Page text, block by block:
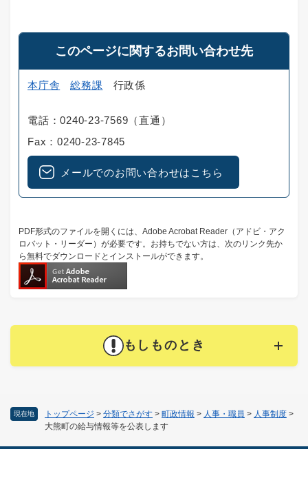
現在地 トップページ > 分類でさがす > 町政情報 > 人事・職員 > 人事制度 >
大熊町の給与情報等を公表します
このページに関するお問い合わせ先
本庁舎 総務課 行政係
電話：0240-23-7569（直通）
Fax：0240-23-7845
メールでのお問い合わせはこちら
PDF形式のファイルを開くには、Adobe Acrobat Reader（アドビ・アク
ロバット・リーダー）が必要です。お持ちでない方は、次のリンク先か
ら無料でダウンロードとインストールができます。
もしものとき